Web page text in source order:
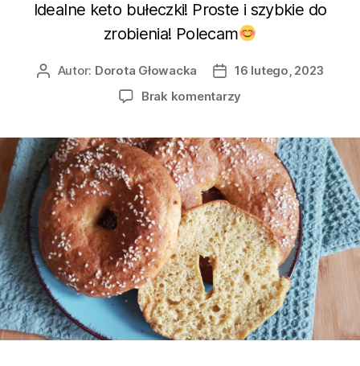
Idealne keto bułeczki! Proste i szybkie do
zrobienia! Polecam
Autor: Dorota Głowacka
16 lutego, 2023
Brak komentarzy